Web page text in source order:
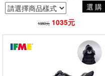
選購
1380元 1035元